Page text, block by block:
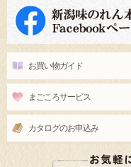
お買い物ガイド
まごころサービス
カタログのお申込み